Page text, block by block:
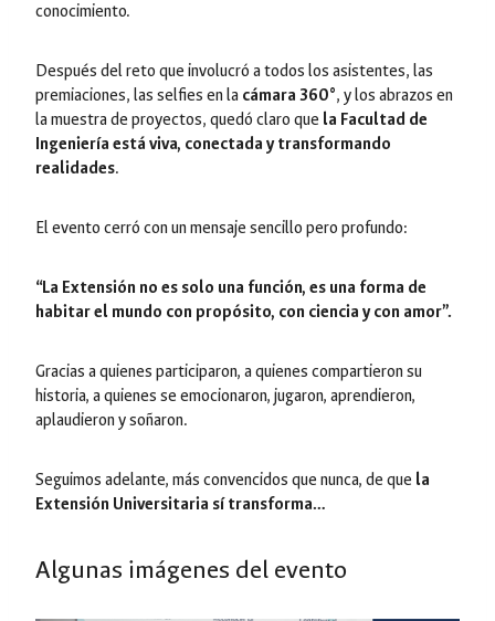
conocimiento.
Después del reto que involucró a todos los asistentes, las
premiaciones, las selfies en la cámara 360°, y los abrazos en
la muestra de proyectos, quedó claro que la Facultad de
Ingeniería está viva, conectada y transformando
realidades.
El evento cerró con un mensaje sencillo pero profundo:
“La Extensión no es solo una función, es una forma de
habitar el mundo con propósito, con ciencia y con amor”.
Gracias a quienes participaron, a quienes compartieron su
historia, a quienes se emocionaron, jugaron, aprendieron,
aplaudieron y soñaron.
Seguimos adelante, más convencidos que nunca, de que la
Extensión Universitaria sí transforma…
Algunas imágenes del evento